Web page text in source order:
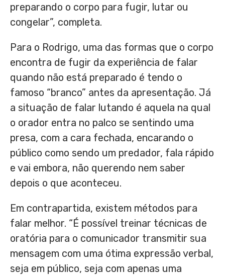
preparando o corpo para fugir, lutar ou
congelar”, completa.
Para o Rodrigo, uma das formas que o corpo
encontra de fugir da experiência de falar
quando não está preparado é tendo o
famoso “branco” antes da apresentação. Já
a situação de falar lutando é aquela na qual
o orador entra no palco se sentindo uma
presa, com a cara fechada, encarando o
público como sendo um predador, fala rápido
e vai embora, não querendo nem saber
depois o que aconteceu.
Em contrapartida, existem métodos para
falar melhor. “É possível treinar técnicas de
oratória para o comunicador transmitir sua
mensagem com uma ótima expressão verbal,
seja em público, seja com apenas uma